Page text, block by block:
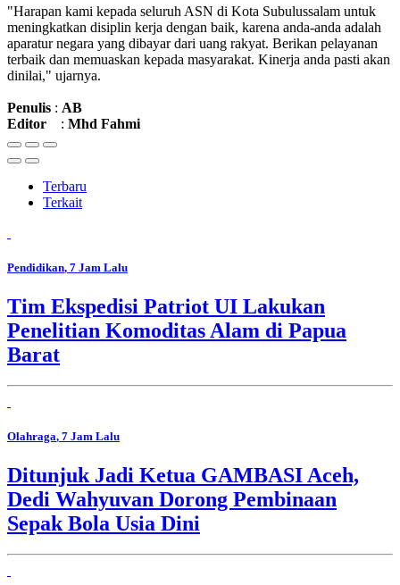
"Harapan kami kepada seluruh ASN di Kota Subulussalam untuk
meningkatkan disiplin kerja dengan baik, karena anda-anda adalah
aparatur negara yang dibayar dari uang rakyat. Berikan pelayanan
terbaik dan memuaskan kepada masyarakat. Kinerja anda pasti akan
dinilai," ujarnya.
Penulis : AB
Editor : Mhd Fahmi
Terbaru
Terkait
Pendidikan, 7 Jam Lalu
Tim Ekspedisi Patriot UI Lakukan
Penelitian Komoditas Alam di Papua
Barat
Olahraga, 7 Jam Lalu
Ditunjuk Jadi Ketua GAMBASI Aceh,
Dedi Wahyuvan Dorong Pembinaan
Sepak Bola Usia Dini